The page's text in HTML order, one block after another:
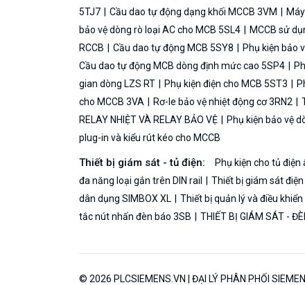
5TJ7
Cầu dao tự động dạng khối MCCB 3VM
bảo vệ dòng rò loại AC cho MCB 5SL4
MCCB sử
RCCB
Cầu dao tự động MCB 5SY8 Phụ kiện bảo
Cầu dao tự động MCB dòng định mức cao 5SP4
gian dòng LZS RT
Phụ kiện điện cho MCB 5ST3
cho MCCB 3VA
Rơ-le bảo vệ nhiệt động cơ 3RN2
RELAY NHIỆT VÀ RELAY BẢO VỆ
Phụ kiện bảo vệ
plug-in và kiểu rút kéo cho MCCB
Thiết bị giám sát - tủ điện: Phụ kiện cho tủ
đa năng loại gắn trên DIN rail
Thiết bị giám sát
dân dụng SIMBOX XL
Thiết bị quản lý và điều
tắc nút nhấn đèn báo 3SB
THIẾT BỊ GIÁM SÁT -
© 2026 PLCSIEMENS.VN | ĐẠI LÝ PHÂN PHỐI